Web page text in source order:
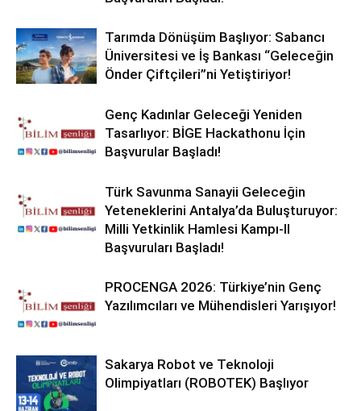
Tarımda Dönüşüm Başlıyor: Sabancı
Üniversitesi ve İş Bankası “Geleceğin
Önder Çiftçileri”ni Yetiştiriyor!
Genç Kadınlar Geleceği Yeniden
Tasarlıyor: BİGE Hackathonu İçin
Başvurular Başladı!
Türk Savunma Sanayii Geleceğin
Yeteneklerini Antalya’da Buluşturuyor:
Milli Yetkinlik Hamlesi Kampı-II
Başvuruları Başladı!
PROCENGA 2026: Türkiye’nin Genç
Yazılımcıları ve Mühendisleri Yarışıyor!
Sakarya Robot ve Teknoloji
Olimpiyatları (ROBOTEK) Başlıyor